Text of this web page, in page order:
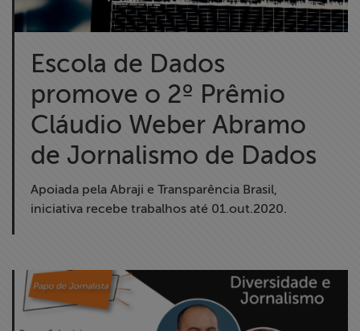
ABRAJI
>> Conteúdo
associados
Assine a nossa
newsletter
Fale Conosco
Escola de Dados
promove o 2º Prêmio
Cláudio Weber Abramo
de Jornalismo de Dados
Apoiada pela Abraji e Transparência Brasil,
iniciativa recebe trabalhos até 01.out.2020.